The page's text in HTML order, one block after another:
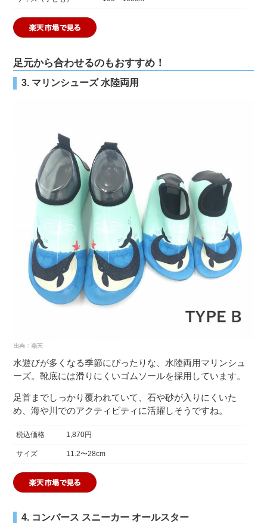
足元から合わせるのもおすすめ！
3. マリンシューズ 水陸両用
水遊びが多くなる季節にぴったりな、水陸両用マリンシュ
ーズ。靴底には滑りにくいゴムソールを採用しています。
足首までしっかり覆われていて、石や砂が入りにくいた
め、海や川でのアクティビティに活躍しそうですね。
税込価格 1,870円
サイズ 11.2〜28cm
4. コンバース スニーカー オールスター